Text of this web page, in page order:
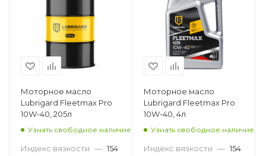
Моторное масло
Lubrigard Fleetmax Pro
10W-40, 205л
Узнать свободное наличие
Индекс вязкости — 154
Моторное масло
Lubrigard Fleetmax Pro
10W-40, 4л
Узнать свободное наличие
Индекс вязкости — 154